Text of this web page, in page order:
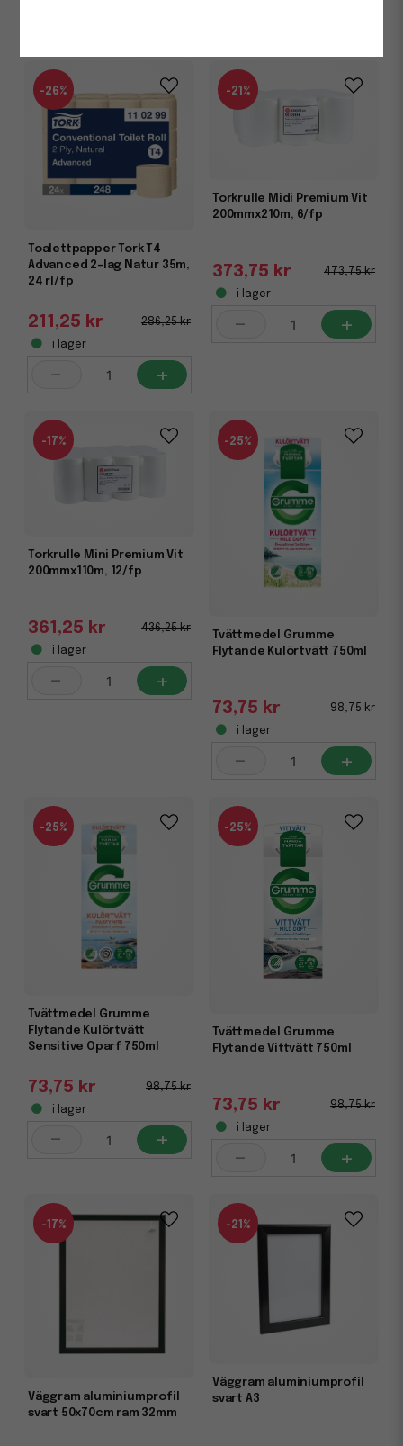
Toalettpapper Tork T4
Advanced 2-lag Natur 35m,
24 rl/fp
286,25 kr
211,25 kr
i lager
- +
-26%
Torkrulle Midi Premium Vit
200mmx210m, 6/fp
473,75 kr
373,75 kr
i lager
- +
-21%
Torkrulle Mini Premium Vit
200mmx110m, 12/fp
436,25 kr
361,25 kr
i lager
- +
-17%
Tvättmedel Grumme
Flytande Kulörtvätt 750ml
98,75 kr
73,75 kr
i lager
- +
-25%
Tvättmedel Grumme
Flytande Kulörtvätt
Sensitive Oparf 750ml
98,75 kr
73,75 kr
i lager
- +
-25%
Tvättmedel Grumme
Flytande Vittvätt 750ml
98,75 kr
73,75 kr
i lager
- +
-25%
Väggram aluminiumprofil
svart 50x70cm ram 32mm
-17%
Väggram aluminiumprofil
svart A3
-21%